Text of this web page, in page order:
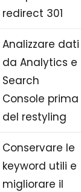
redirect 301
Analizzare dati
da Analytics e
Search
Console prima
del restyling
Conservare le
keyword utili e
migliorare il